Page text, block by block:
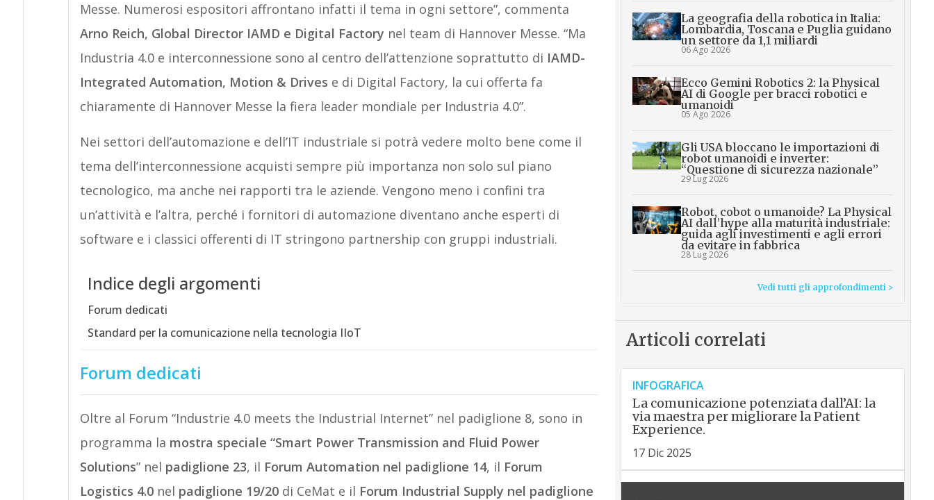
Messe. Numerosi espositori affrontano infatti il tema in ogni settore”, commenta
Arno Reich, Global Director IAMD e Digital Factory nel team di Hannover Messe. “Ma
Industria 4.0 e interconnessione sono al centro dell’attenzione soprattutto di IAMD-
Integrated Automation, Motion & Drives e di Digital Factory, la cui offerta fa
chiaramente di Hannover Messe la fiera leader mondiale per Industria 4.0”.
Nei settori dell’automazione e dell’IT industriale si potrà vedere molto bene come il
tema dell’interconnessione acquisti sempre più importanza non solo sul piano
tecnologico, ma anche nei rapporti tra le aziende. Vengono meno i confini tra
un’attività e l’altra, perché i fornitori di automazione diventano anche esperti di
software e i classici offerenti di IT stringono partnership con gruppi industriali.
Indice degli argomenti
Forum dedicati
Standard per la comunicazione nella tecnologia IIoT
Forum dedicati
Oltre al Forum “Industrie 4.0 meets the Industrial Internet” nel padiglione 8, sono in
programma la mostra speciale “Smart Power Transmission and Fluid Power
Solutions” nel padiglione 23, il Forum Automation nel padiglione 14, il Forum
Logistics 4.0nel padiglione 19/20di CeMat e il Forum Industrial Supply nel padiglione
La geografia della robotica in Italia:
Lombardia, Toscana e Puglia guidano
un settore da 1,1 miliardi
06 Ago 2026
Ecco Gemini Robotics 2: la Physical
AI di Google per bracci robotici e
umanoidi
05 Ago 2026
Gli USA bloccano le importazioni di
robot umanoidi e inverter:
“Questione di sicurezza nazionale”
29 Lug 2026
Robot, cobot o umanoide? La Physical
AI dall’hype alla maturità industriale:
guida agli investimenti e agli errori
da evitare in fabbrica
28 Lug 2026
Vedi tutti gli approfondimenti >
Articoli correlati
INFOGRAFICA
La comunicazione potenziata dall’AI: la
via maestra per migliorare la Patient
Experience.
17 Dic 2025